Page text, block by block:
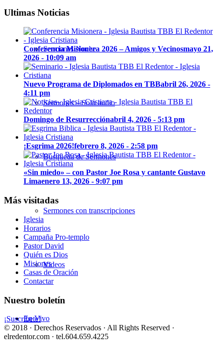
Sermones Noche
Sermones – Solo audio
Búsqueda de Sermones
Sermones con transcripciones
Videos
En Vivo
Ultimas Noticias
Conferencia Misionera 2026 – Amigos y Vecinosmayo 21,
2026 - 10:09 am
Nuevo Programa de Diplomados en TBBabril 26, 2026 -
4:11 pm
Domingo de Resurrecciónabril 4, 2026 - 5:13 pm
¡Esgrima 2026!febrero 8, 2026 - 2:58 pm
«Sin miedo» – con Pastor Joe Rosa y cantante Gustavo
Limaenero 13, 2026 - 9:07 pm
Más visitadas
Iglesia
Horarios
Campaña Pro-templo
Pastor David
Quién es Dios
Misiones
Casas de Oración
Contactar
Nuestro boletín
¡Suscríbete!
© 2018 · Derechos Reservados · All Rights Reserved ·
elredentor.com · tel.604.659.4225